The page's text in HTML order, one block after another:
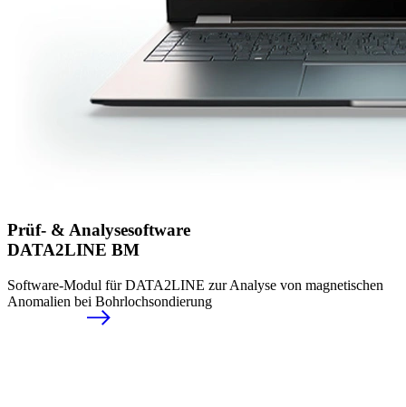
Prüf- & Analysesoftware
DATA2LINE BM
Software-Modul für DATA2LINE zur Analyse von magnetischen
Anomalien bei Bohrlochsondierung